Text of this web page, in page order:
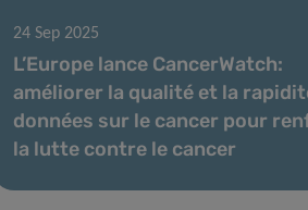
24 Sep 2025
L’Europe lance CancerWatch:
améliorer la qualité et la
données sur le cancer pour
la lutte contre le cancer